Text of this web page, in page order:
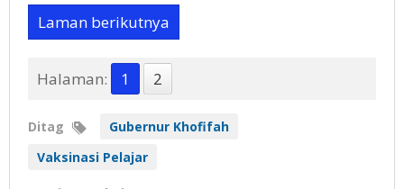
Laman berikutnya
Halaman: 1 2
Ditag
Gubernur Khofifah
Vaksinasi Pelajar